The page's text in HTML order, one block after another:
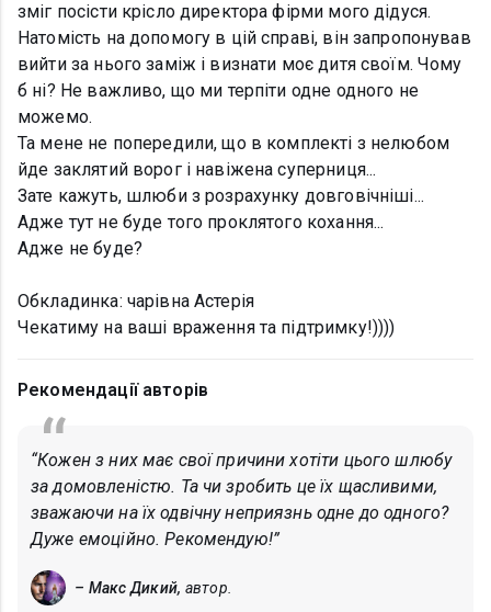
зміг посісти крісло директора фірми мого дідуся.
Натомість на допомогу в цій справі, він запропонував
вийти за нього заміж і визнати моє дитя своїм. Чому
б ні? Не важливо, що ми терпіти одне одного не
можемо.
Та мене не попередили, що в комплекті з нелюбом
йде заклятий ворог і навіжена суперниця...
Зате кажуть, шлюби з розрахунку довговічніші...
Адже тут не буде того проклятого кохання...
Адже не буде?
Обкладинка: чарівна Астерія
Чекатиму на ваші враження та підтримку!))))
Рекомендації авторів
“Кожен з них має свої причини хотіти цього шлюбу
за домовленістю. Та чи зробить це їх щасливими,
зважаючи на їх одвічну неприязнь одне до одного?
Дуже емоційно. Рекомендую!”
– Макс Дикий, автор.